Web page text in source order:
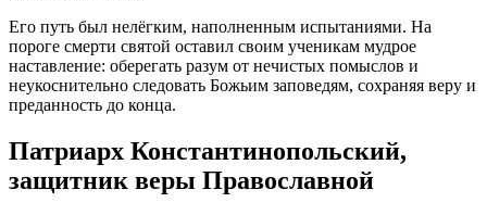
Его путь был нелёгким, наполненным испытаниями. На
пороге смерти святой оставил своим ученикам мудрое
наставление: оберегать разум от нечистых помыслов и
неукоснительно следовать Божьим заповедям, сохраняя веру и
преданность до конца.
Патриарх Константинопольский,
защитник веры Православной